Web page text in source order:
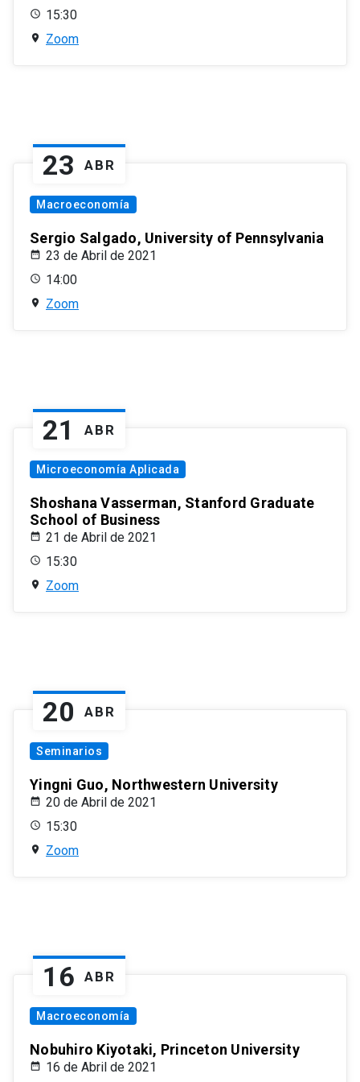
15:30
Zoom
23 ABR
Macroeconomía
Sergio Salgado, University of Pennsylvania
23 de Abril de 2021
14:00
Zoom
21 ABR
Microeconomía Aplicada
Shoshana Vasserman, Stanford Graduate
School of Business
21 de Abril de 2021
15:30
Zoom
20 ABR
Seminarios
Yingni Guo, Northwestern University
20 de Abril de 2021
15:30
Zoom
16 ABR
Macroeconomía
Nobuhiro Kiyotaki, Princeton University
16 de Abril de 2021